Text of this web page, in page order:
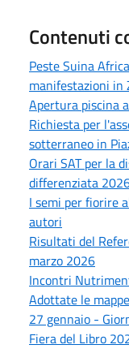
Contenuti
Peste Suina
manifestazioni in
Apertura piscina
Richiesta per
sotterraneo in
Orari SAT per la
differenziata
I semi per fiorire
autori
Risultati del
marzo 2026
Incontri
Adottate le
27 gennaio -
Fiera del Libro